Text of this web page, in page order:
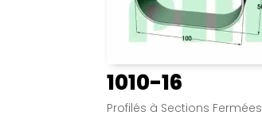
1010-16
Profilés à Sections Fermées